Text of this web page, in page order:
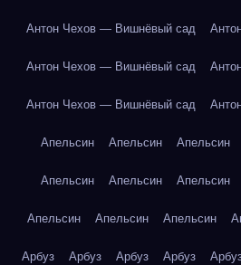
Антон Чехов — Вишнёвый сад
Антон Чехов — Вишнёвый сад
Антон Чехов — Вишнёвый сад
Апельсин Апельсин Апельсин
Апельсин Апельсин Апельсин
Апельсин Апельсин Апельсин
Арбуз Арбуз Арбуз Арбуз